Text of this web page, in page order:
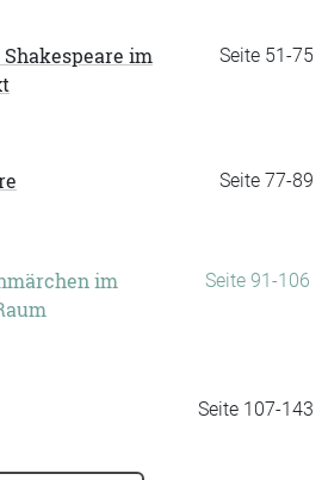
Seite 51-75
im
Seite 77-89
Seite 91-106
im
Seite 107-143